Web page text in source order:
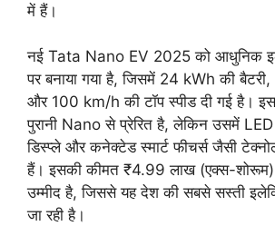
में हैं।
नई Tata Nano EV 2025 को आधुनिक
पर बनाया गया है, जिसमें 24 kWh की
और 100 km/h की टॉप स्पीड दी गई है।
पुरानी Nano से प्रेरित है, लेकिन उसमें
डिस्प्ले और कनेक्टेड स्मार्ट फीचर्स जैसी
हैं। इसकी कीमत ₹4.99 लाख (एक्स-
उम्मीद है, जिससे यह देश की सबसे सस्ती
जा रही है।